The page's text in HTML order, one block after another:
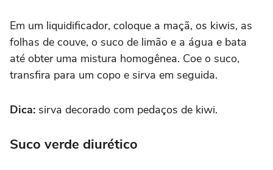
Em um liquidificador, coloque a maçã, os kiwis, as
folhas de couve, o suco de limão e a água e bata
até obter uma mistura homogênea. Coe o suco,
transfira para um copo e sirva em seguida.
Dica: sirva decorado com pedaços de kiwi.
Suco verde diurético